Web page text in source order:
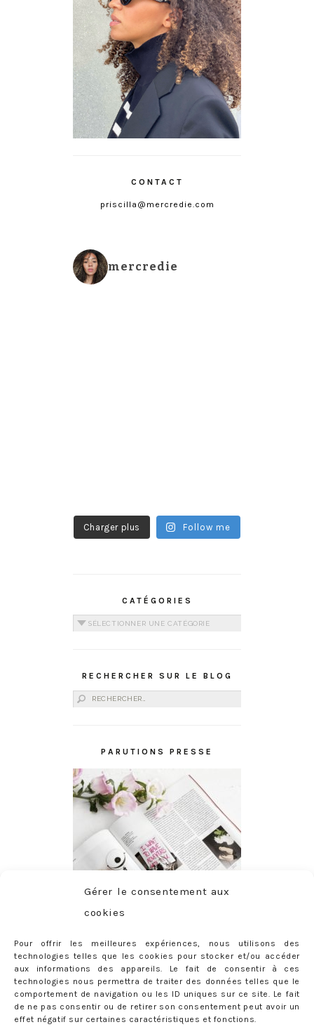
Gérer le consentement aux
cookies
Pour offrir les meilleures expériences, nous utilisons des
technologies telles que les cookies pour stocker et/ou accéder
aux informations des appareils. Le fait de consentir à ces
technologies nous permettra de traiter des données telles que le
comportement de navigation ou les ID uniques sur ce site. Le fait
de ne pas consentir ou de retirer son consentement peut avoir un
effet négatif sur certaines caractéristiques et fonctions.
CONTACT
priscilla@mercredie.com
mercredie
Charger plus Follow me
CATÉGORIES
Catégories
RECHERCHER SUR LE BLOG
Rechercher :
PARUTIONS PRESSE
ABONNEMENT